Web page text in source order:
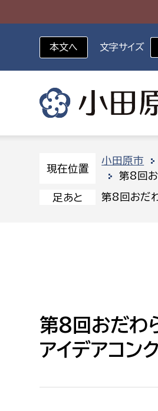
いざというときに
休日救急外来
対象者を選択
新生児・乳幼児
若者
組織から探す
本文へ 文字サイズ
現在位置
小田原市
第8回お
足あと 第8回おだわ
第8回おだわ
アイデアコン